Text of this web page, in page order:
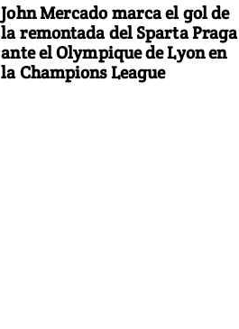
John Mercado marca el gol de
la remontada del Sparta Praga
ante el Olympique de Lyon en
la Champions League